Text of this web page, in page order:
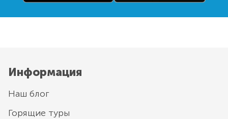
Информация
Наш блог
Горящие туры